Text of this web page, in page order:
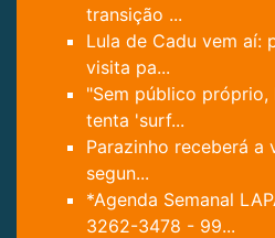
transição ...
Lula de Cadu vem aí:
visita pa...
"Sem público próprio,
tenta 'surf...
Parazinho receberá a
segun...
*Agenda Semanal
3262-3478 - 99...